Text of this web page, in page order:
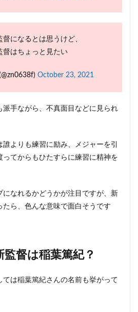
になるとは思うけど、
督はちょっと見たい
October 23, 2021
派手ながら、不真面目などに見られ
よりも練習に励み、メジャーを引
てからもひたすらに練習に精神を
になれるかどうかが注目ですが、新
たら、色んな意味で面白そうです
監督は稲葉篤紀？
ては稲葉篤紀さんの名前も挙がって